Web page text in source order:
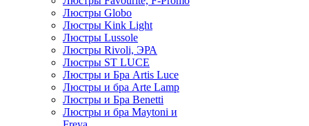
Люстры Globo
Люстры Kink Light
Люстры Lussole
Люстры Rivoli, ЭРА
Люстры ST LUCE
Люстры и Бра Artis Luce
Люстры и бра Arte Lamp
Люстры и Бра Benetti
Люстры и бра Maytoni и